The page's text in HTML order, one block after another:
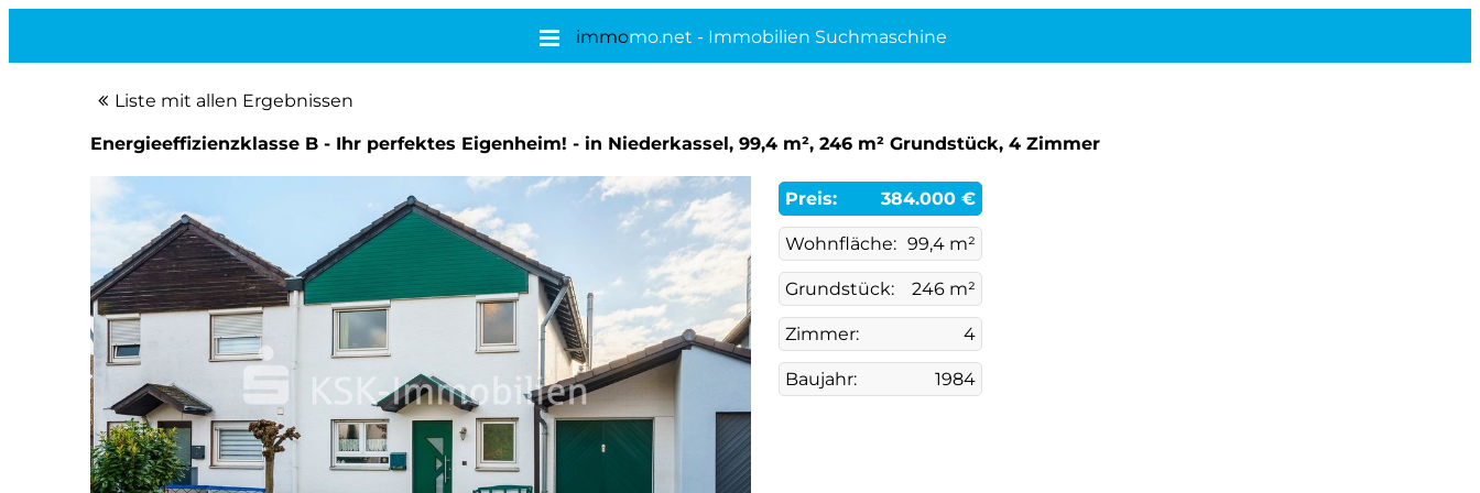
immomo.net - Immobilien Suchmaschine
Liste mit allen Ergebnissen
Energieeffizienzklasse B - Ihr perfektes Eigenheim! - in Niederkassel, 99,4 m², 246 m² Grundstück, 4 Zimmer
Preis: 384.000 €
Wohnfläche: 99,4 m²
Grundstück: 246 m²
Zimmer: 4
Baujahr: 1984